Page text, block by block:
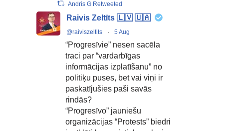
Andris G Retweeted
Raivis Zeltīts 🇱🇻 🇺🇦
@raiviszeltits · 5 Aug
“Progresīvie” nesen sacēla
traci par “vardarbīgas
informācijas izplatīšanu” no
politiķu puses, bet vai viņi ir
paskatījušies paši savās
rindās?
“Progresīvo” jauniešu
organizācijas “Protests” biedri